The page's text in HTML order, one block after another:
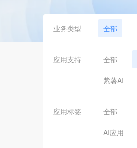
业务类型 全部
应用支持 全部
紫薯AI
应用标签 全部
AI应用